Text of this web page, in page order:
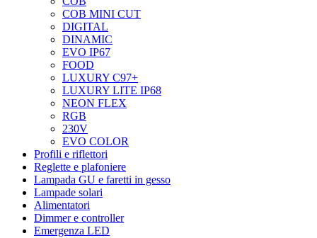
COB MINI CUT
DIGITAL
DINAMIC
EVO IP67
FOOD
LUXURY C97+
LUXURY LITE IP68
NEON FLEX
RGB
230V
EVO COLOR
Profili e riflettori
Reglette e plafoniere
Lampada GU e faretti in gesso
Lampade solari
Alimentatori
Dimmer e controller
Emergenza LED